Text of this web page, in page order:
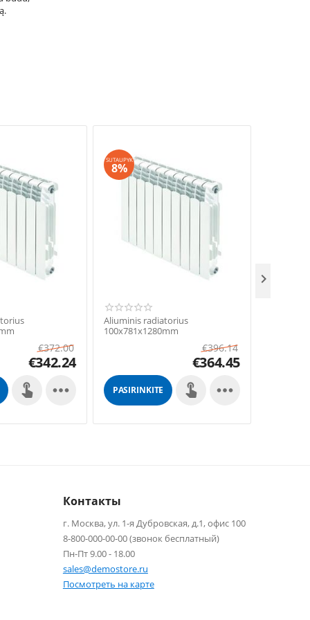
€372.00
€342.24

SUTAUPYK
8%
Aliuminis radiatorius
100x781x1280mm
€396.14
€364.45
PASIRINKITE 

Контакты
г. Москва, ул. 1-я Дубровская, д.1, офис 100
8-800-000-00-00 (звонок бесплатный)
Пн-Пт 9.00 - 18.00
sales@demostore.ru
Посмотреть на карте